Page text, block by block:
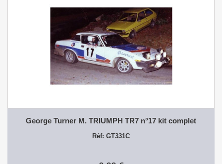
George Turner M. TRIUMPH TR7 n°17 kit complet
Réf: GT331C